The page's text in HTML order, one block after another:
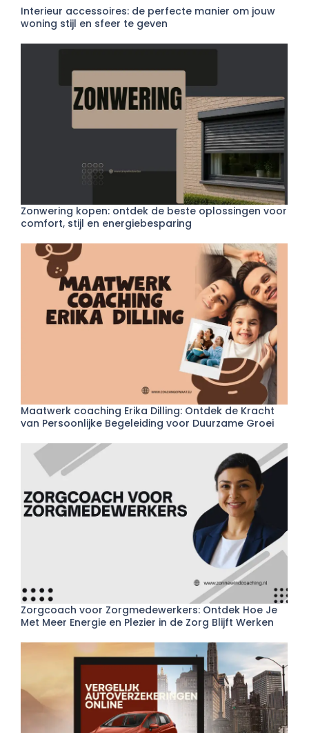
Interieur accessoires: de perfecte manier om jouw
woning stijl en sfeer te geven
Zonwering kopen: ontdek de beste oplossingen voor
comfort, stijl en energiebesparing
Maatwerk coaching Erika Dilling: Ontdek de Kracht
van Persoonlijke Begeleiding voor Duurzame Groei
Zorgcoach voor Zorgmedewerkers: Ontdek Hoe Je
Met Meer Energie en Plezier in de Zorg Blijft Werken